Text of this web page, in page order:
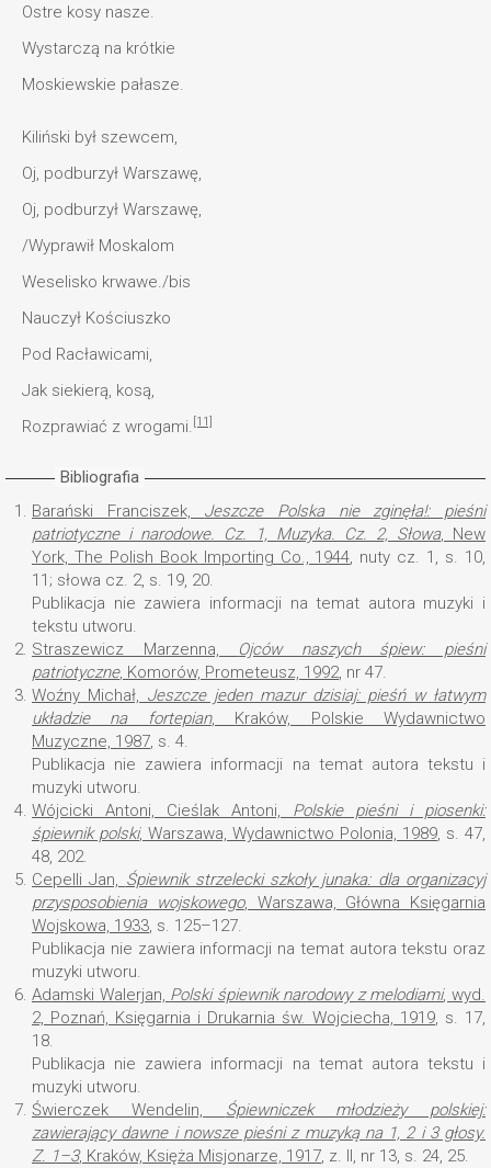
Ostre kosy nasze.
Wystarczą na krótkie
Moskiewskie pałasze.
Kiliński był szewcem,
Oj, podburzył Warszawę,
Oj, podburzył Warszawę,
/Wyprawił Moskalom
Weselisko krwawe./bis
Nauczył Kościuszko
Pod Racławicami,
Jak siekierą, kosą,
Rozprawiać z wrogami. [11]
Bibliografia
1. Barański Franciszek, Jeszcze Polska nie zginęła!: pieśni
patriotyczne i narodowe. Cz. 1, Muzyka. Cz. 2, Słowa, New
York, The Polish Book Importing Co., 1944, nuty cz. 1, s. 10,
11; słowa cz. 2, s. 19, 20.
Publikacja nie zawiera informacji na temat autora muzyki i
tekstu utworu.
2. Straszewicz Marzenna, Ojców naszych śpiew: pieśni
patriotyczne, Komorów, Prometeusz, 1992, nr 47.
3. Woźny Michał, Jeszcze jeden mazur dzisiaj: pieśń w łatwym
układzie na fortepian, Kraków, Polskie Wydawnictwo
Muzyczne, 1987, s. 4.
Publikacja nie zawiera informacji na temat autora tekstu i
muzyki utworu.
4. Wójcicki Antoni, Cieślak Antoni, Polskie pieśni i piosenki:
śpiewnik polski, Warszawa, Wydawnictwo Polonia, 1989, s. 47,
48, 202.
5. Cepelli Jan, Śpiewnik strzelecki szkoły junaka: dla organizacyj
przysposobienia wojskowego, Warszawa, Główna Księgarnia
Wojskowa, 1933, s. 125–127.
Publikacja nie zawiera informacji na temat autora tekstu oraz
muzyki utworu.
6. Adamski Walerjan, Polski śpiewnik narodowy z melodiami, wyd.
2, Poznań, Księgarnia i Drukarnia św. Wojciecha, 1919, s. 17,
18.
Publikacja nie zawiera informacji na temat autora tekstu i
muzyki utworu.
7. Świerczek Wendelin, Śpiewniczek młodzieży polskiej:
zawierający dawne i nowsze pieśni z muzyką na 1, 2 i 3 głosy.
Z. 1–3, Kraków, Księża Misjonarze, 1917, z. II, nr 13, s. 24, 25.